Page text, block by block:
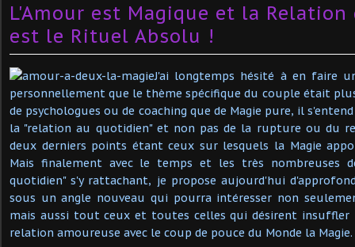
L'Amour est Magique et la Relation
est le Rituel Absolu !
J'ai longtemps hésité à en faire
personnellement que le thème spécifique du couple était
de psychologues ou de coaching que de Magie pure, il
la "relation au quotidien" et non pas de la rupture ou du
deux derniers points étant ceux sur lesquels la Magie
Mais finalement avec le temps et les très nombreuses
quotidien" s'y rattachant, je propose aujourd'hui
sous un angle nouveau qui pourra intéresser non
mais aussi tout ceux et toutes celles qui désirent insuffler
relation amoureuse avec le coup de pouce du Monde la Magie.